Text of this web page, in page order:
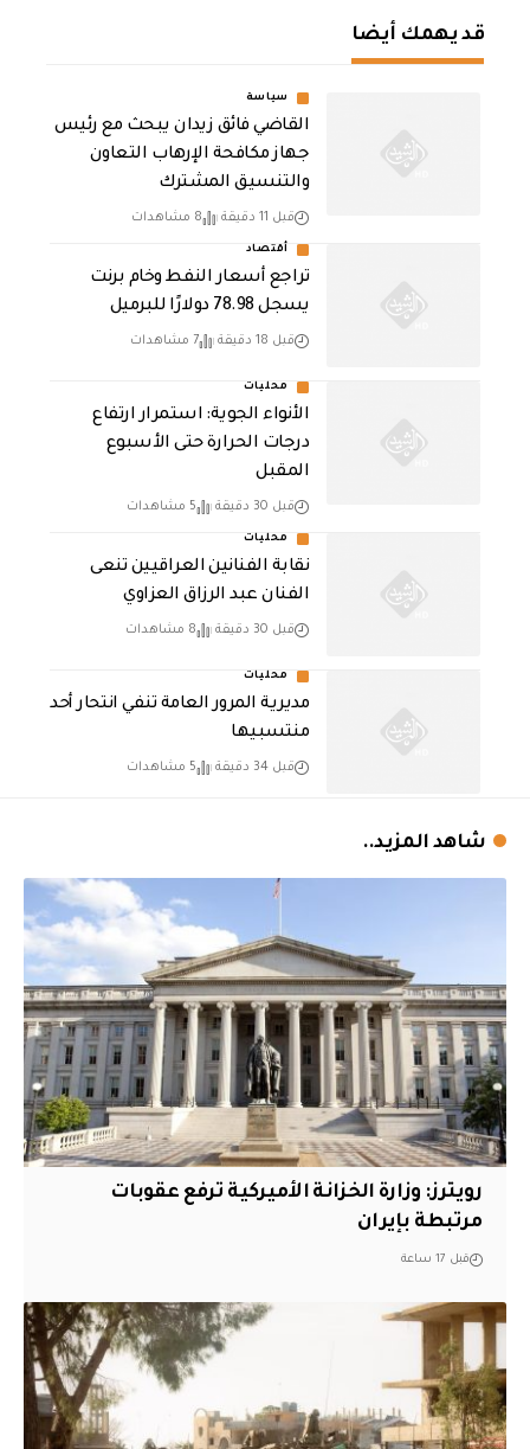
قد يهمك أيضا
سياسة
القاضي فائق زيدان يبحث مع رئيس
جهاز مكافحة الإرهاب التعاون
والتنسيق المشترك
قبل 11 دقيقة 8 مشاهدات
أقتصاد
تراجع أسعار النفط وخام برنت
يسجل 78.98 دولارًا للبرميل
قبل 18 دقيقة 7 مشاهدات
محليات
الأنواء الجوية: استمرار ارتفاع
درجات الحرارة حتى الأسبوع
المقبل
قبل 30 دقيقة 5 مشاهدات
محليات
نقابة الفنانين العراقيين تنعى
الفنان عبد الرزاق العزاوي
قبل 30 دقيقة 8 مشاهدات
محليات
مديرية المرور العامة تنفي انتحار أحد
منتسبيها
قبل 34 دقيقة 5 مشاهدات
شاهد المزيد..
‏رويترز: وزارة الخزانة الأميركية ترفع عقوبات
مرتبطة بإيران
قبل 17 ساعة